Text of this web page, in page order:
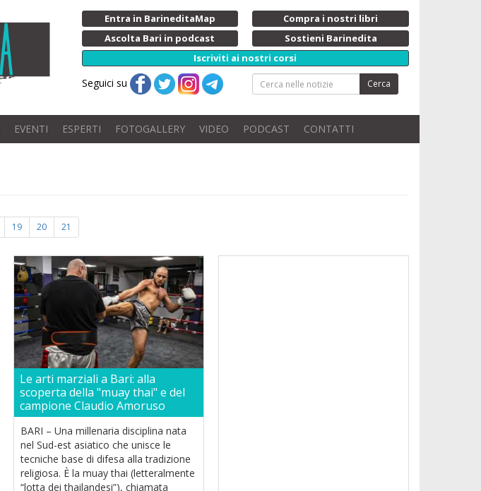
Entra in BarineditaMap
Compra i nostri libri
Ascolta Bari in podcast
Sostieni Barinedita
Iscriviti ai nostri corsi
Seguici su Cerca
EVENTI ESPERTI FOTOGALLERY VIDEO PODCAST CONTATTI
19 20 21
Le arti marziali a Bari: alla
scoperta della "muay thai" e del
campione Claudio Amoruso
BARI – Una millenaria disciplina nata
nel Sud-est asiatico che unisce le
tecniche base di difesa alla tradizione
religiosa. È la muay thai (letteralmente
“lotta dei thailandesi”), chiamata